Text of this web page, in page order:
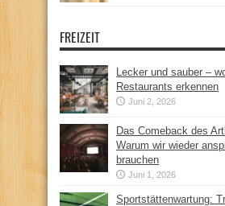
FREIZEIT
Lecker und sauber –
Restaurants erkennen
Juni 2, 2026
Das Comeback des
Warum wir wieder
brauchen
Juni 1, 2026
Sportstättenwartung: